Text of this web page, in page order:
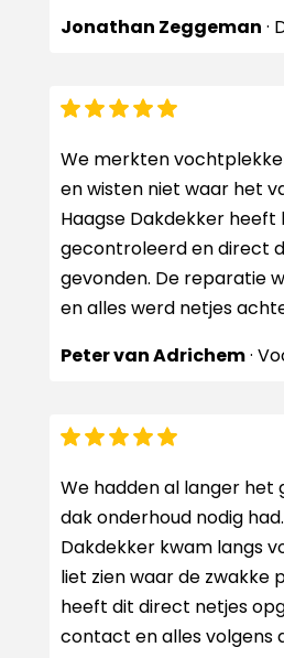
Jonathan Zeggeman ·
We merkten
en wisten niet waar het
Haagse Dakdekker heeft
gecontroleerd en direct
gevonden. De reparatie
en alles werd netjes
Peter van Adrichem·
We hadden al langer het
dak onderhoud nodig
Dakdekker kwam langs
liet zien waar de zwakke
heeft dit direct netjes
contact en alles volgens